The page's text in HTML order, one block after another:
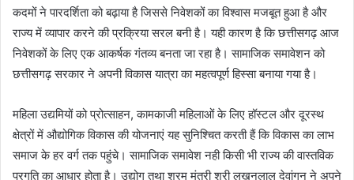
कदमों ने पारदर्शिता को बढ़ाया है जिससे निवेशकों का विश्वास मजबूत हुआ है और
राज्य में व्यापार करने की प्रक्रिया सरल बनी है। यही कारण है कि छत्तीसगढ़ आज
निवेशकों के लिए एक आकर्षक गंतव्य बनता जा रहा है। सामाजिक समावेशन को
छत्तीसगढ़ सरकार ने अपनी विकास यात्रा का महत्वपूर्ण हिस्सा बनाया गया है।
महिला उद्यमियों को प्रोत्साहन, कामकाजी महिलाओं के लिए हॉस्टल और दूरस्थ
क्षेत्रों में औद्योगिक विकास की योजनाएं यह सुनिश्चित करती हैं कि विकास का लाभ
समाज के हर वर्ग तक पहुंचे। सामाजिक समावेश नही किसी भी राज्य की वास्तविक
प्रगति का आधार होता है। उद्योग तथा श्रम मंत्री श्री लखनलाल देवांगन ने अपने